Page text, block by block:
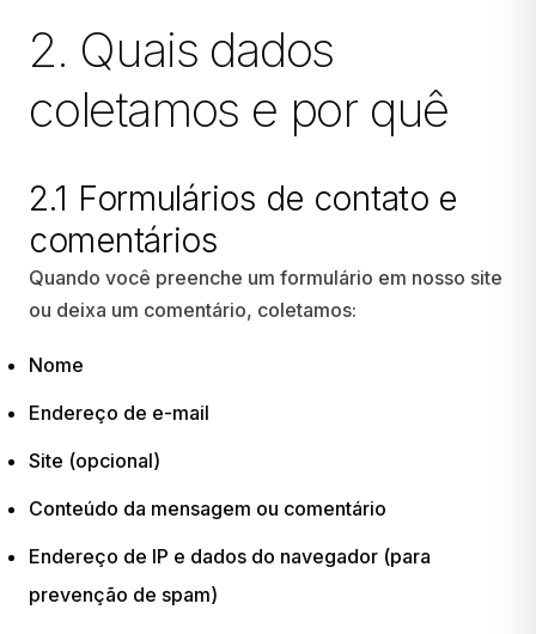
2. Quais dados
coletamos e por quê
2.1 Formulários de contato e
comentários
Quando você preenche um formulário em nosso site
ou deixa um comentário, coletamos:
Nome
Endereço de e-mail
Site (opcional)
Conteúdo da mensagem ou comentário
Endereço de IP e dados do navegador (para
prevenção de spam)